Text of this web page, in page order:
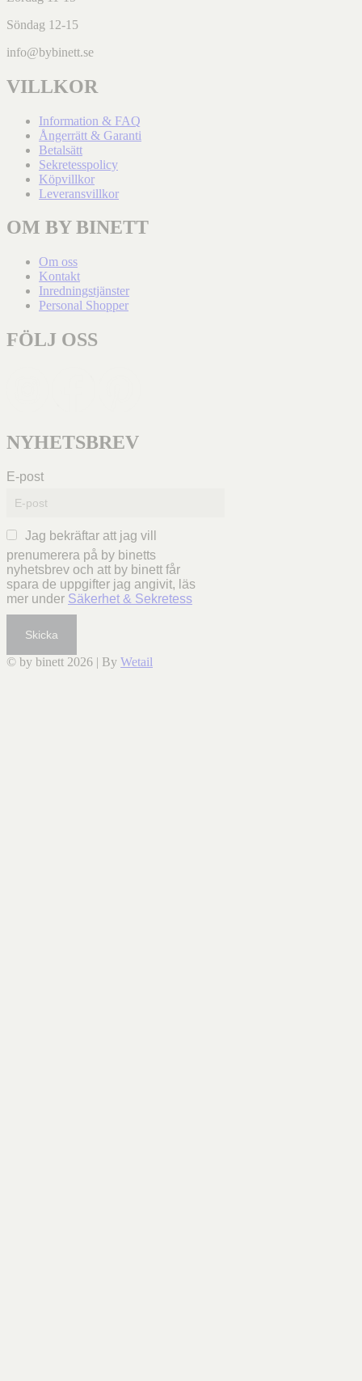
Söndag 12-15
info@bybinett.se
VILLKOR
Information & FAQ
Ångerrätt & Garanti
Betalsätt
Sekretesspolicy
Köpvillkor
Leveransvillkor
OM BY BINETT
Om oss
Kontakt
Inredningstjänster
Personal Shopper
FÖLJ OSS
NYHETSBREV
E-post
Jag bekräftar att jag vill
prenumerera på by binetts
nyhetsbrev och att by binett får
spara de uppgifter jag angivit, läs
mer under Säkerhet & Sekretess
Skicka
© by binett 2026 | By Wetail